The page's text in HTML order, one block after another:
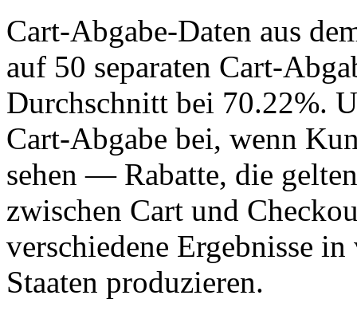
Cart-Abgabe-Daten aus
auf 50 separaten Cart-
Durchschnitt bei 70.22%.
Cart-Abgabe bei, wenn
sehen — Rabatte, die
zwischen Cart und
verschiedene Ergebnisse
Staaten produzieren.